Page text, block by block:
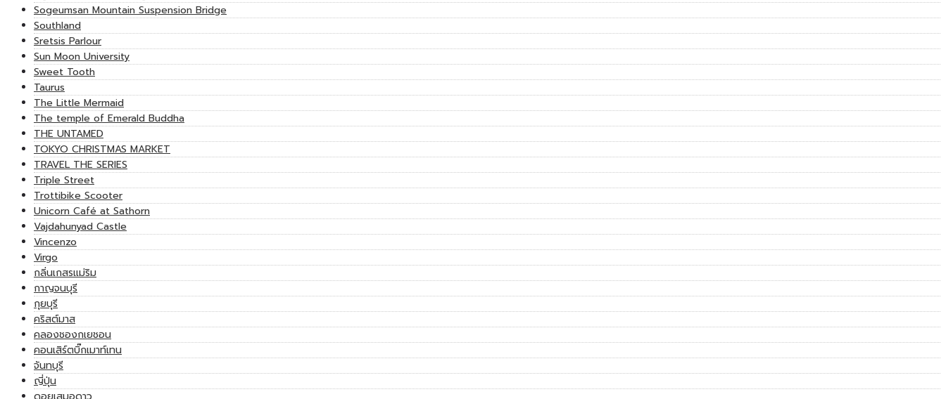
Sogeumsan Mountain Suspension Bridge
Southland
Sretsis Parlour
Sun Moon University
Sweet Tooth
Taurus
The Little Mermaid
The temple of Emerald Buddha
THE UNTAMED
TOKYO CHRISTMAS MARKET
TRAVEL THE SERIES
Triple Street
Trottibike Scooter
Unicorn Café at Sathorn
Vajdahunyad Castle
Vincenzo
Virgo
กลิ่นเกสรแม่ริม
กาญจนบุรี
กุยบุรี
คริสต์มาส
คลองชองกเยชอน
คอนเสิร์ตบิ๊กเมาท์เทน
จันทบุรี
ญี่ปุ่น